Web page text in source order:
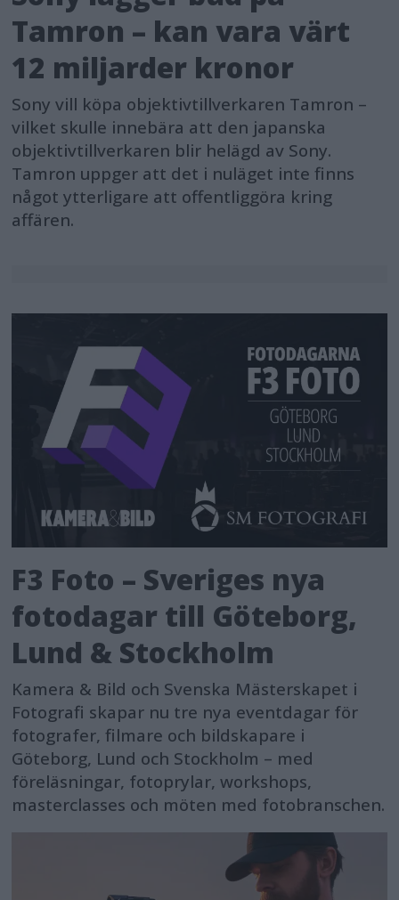
Tamron – kan vara värt
12 miljarder kronor
Sony vill köpa objektivtillverkaren Tamron –
vilket skulle innebära att den japanska
objektivtillverkaren blir helägd av Sony.
Tamron uppger att det i nuläget inte finns
något ytterligare att offentliggöra kring
affären.
F3 Foto – Sveriges nya
fotodagar till Göteborg,
Lund & Stockholm
Kamera & Bild och Svenska Mästerskapet i
Fotografi skapar nu tre nya eventdagar för
fotografer, filmare och bildskapare i
Göteborg, Lund och Stockholm – med
föreläsningar, fotoprylar, workshops,
masterclasses och möten med fotobranschen.